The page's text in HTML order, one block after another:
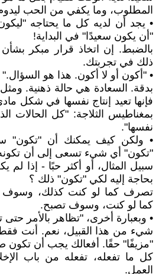
المطلوب، وما يكفي من الحب
• يجد أن لديه كل ما يحتاجه
"أن يكون سعيدًا" في البداية!
بالضبط. إن اتخاذ قرار مبكر
ذلك في تجربتك.
• "أكون أو لا أكون. هذا هو السؤال."
بدقة. السعادة هي حالة ذهنية. ومثل
فإنها تعيد إنتاج نفسها في شكل
بمغناطيس الثلاجة: "كل الحالات
نفسها".
• ولكن كيف يمكنك أن "تكون"
"تكون" أي شيء تسعى إلى أن تكونه
سبيل المثال، أو أكثر حبًا - إذا لم
بحاجة إليه لكي "تكون" ذلك ؟
تصرف كما لو كنت كذلك، وسوف
كما لو كنت، وسوف تصبح.
• وبعبارة أخرى، "تظاهر بالأمر
شيء من هذا القبيل، نعم. أنت
"مزيفًا" حقًا. أفعالك يجب أن تكون
كل ما تفعله، تفعله من باب
العمل.